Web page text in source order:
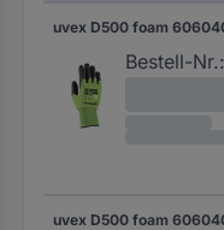
Bestell-Nr.: